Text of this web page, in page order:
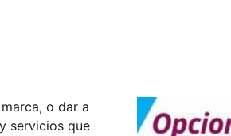
o dar a
servicios que